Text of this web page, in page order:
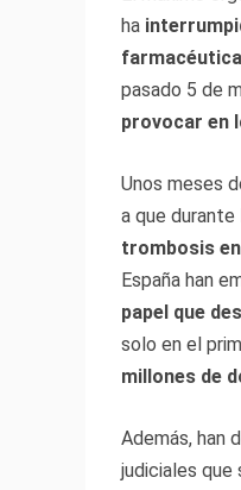
ha
pasado 5 de
provocar en
Unos meses
a que
trombosis
España han
papel que
solo en el
millones de
Además, han
judiciales que